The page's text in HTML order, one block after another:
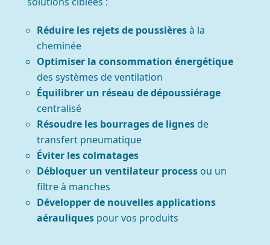
Réduire les rejets de poussièresà la
cheminée
Optimiser la consommation énergétique
des systèmes de ventilation
Équilibrer un réseau de dépoussiérage
centralisé
Résoudre les bourrages de lignesde
transfert pneumatique
Éviter les colmatages
Débloquer un ventilateur processou un
filtre à manches
Développer de nouvelles applications
aérauliquespour vos produits